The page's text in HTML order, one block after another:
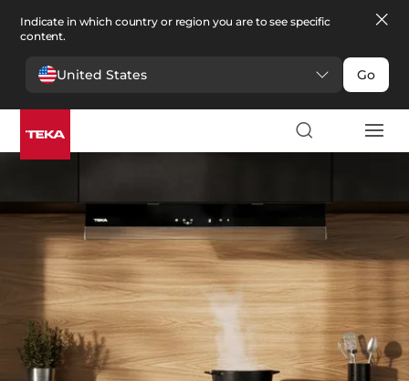
Indicate in which country or region you are to see specific
content.
United States Go
Nhà bếp >Hút mùi
Hút mùi